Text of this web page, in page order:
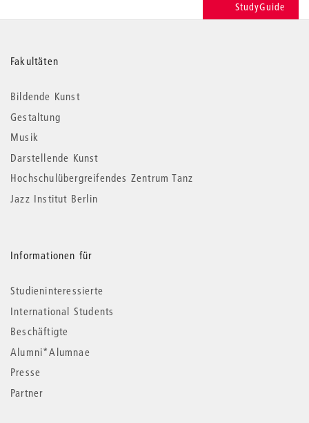
StudyGuide
Weitere
Informationen
Fakultäten
Bildende Kunst
Gestaltung
Musik
Darstellende Kunst
Hochschulübergreifendes Zentrum Tanz
Jazz Institut Berlin
Informationen für
Studieninteressierte
International Students
Beschäftigte
Alumni*Alumnae
Presse
Partner